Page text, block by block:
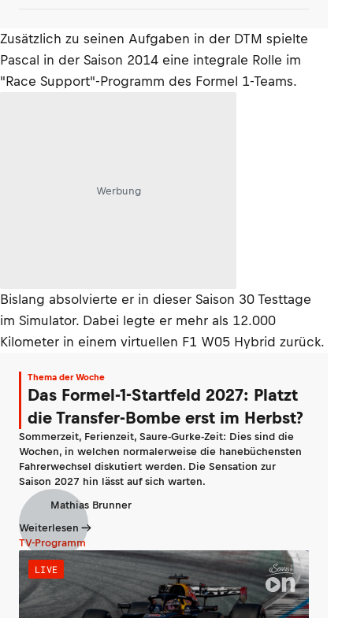
Zusätzlich zu seinen Aufgaben in der DTM spielte
Pascal in der Saison 2014 eine integrale Rolle im
"Race Support"-Programm des Formel 1-Teams.
Werbung
Bislang absolvierte er in dieser Saison 30 Testtage
im Simulator. Dabei legte er mehr als 12.000
Kilometer in einem virtuellen F1 W05 Hybrid zurück.
Thema der Woche
Das Formel-1-Startfeld 2027: Platzt
die Transfer-Bombe erst im Herbst?
Sommerzeit, Ferienzeit, Saure-Gurke-Zeit: Dies sind die
Wochen, in welchen normalerweise die hanebüchensten
Fahrerwechsel diskutiert werden. Die Sensation zur
Saison 2027 hin lässt auf sich warten.
Mathias Brunner
Weiterlesen
TV-Programm
LIVE